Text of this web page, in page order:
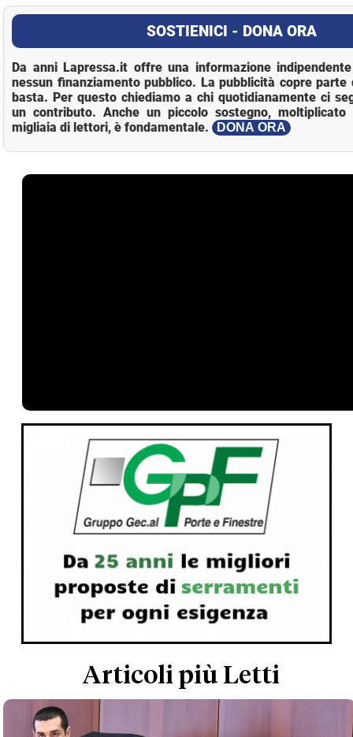
SOSTIENICI - DONA ORA
Da anni Lapressa.it offre una informazione
nessun finanziamento pubblico. La pubblicità copre parte
basta. Per questo chiediamo a chi quotidianamente ci
un contributo. Anche un piccolo sostegno,
migliaia di lettori, è fondamentale.
DONA ORA
Articoli più Letti